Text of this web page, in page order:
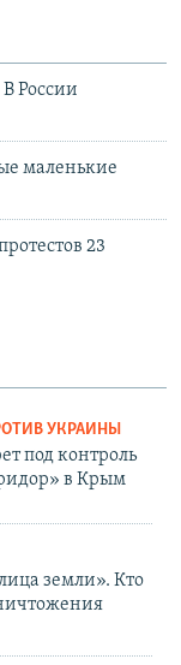
России
маленькие
23
УКРАИНЫ
под контроль
в Крым
земли». Кто